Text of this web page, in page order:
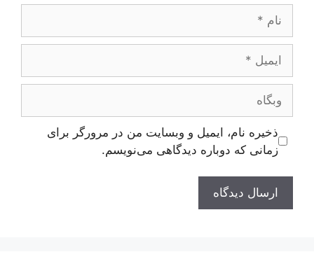
وبگاه
ذخیره نام، ایمیل و وبسایت من در مرورگر برای
زمانی که دوباره دیدگاهی می‌نویسم.